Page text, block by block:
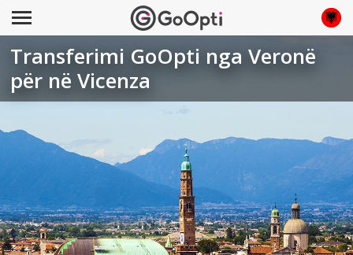
Transferimi GoOpti nga Veronë
për në Vicenza